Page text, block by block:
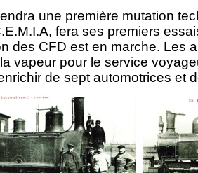
une première mutation
fera ses premiers
des CFD est en marche. Les
vapeur pour le service
de sept automotrices et